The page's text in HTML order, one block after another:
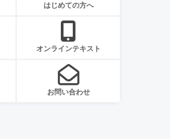
はじめての方へ
オンラインテキスト
お問い合わせ